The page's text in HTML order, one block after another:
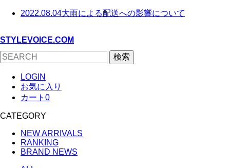
2022.08.04大雨による配送への影響について
STYLEVOICE.COM
検索
LOGIN
お気に入り
カート 0
CATEGORY
NEW ARRIVALS
RANKING
BRAND NEWS